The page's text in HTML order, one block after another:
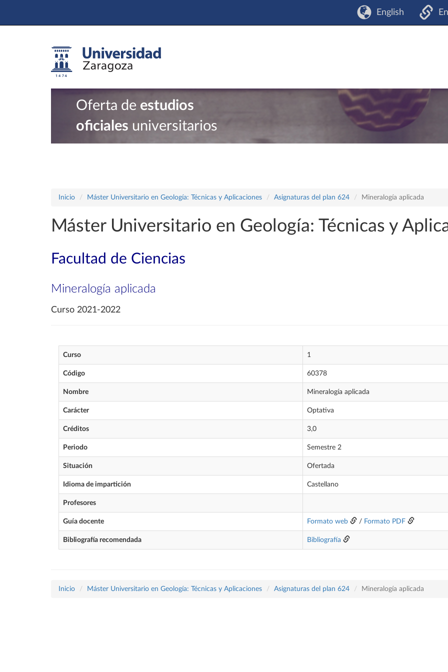
English
Oferta de estudios
oficiales universitarios
Inicio Máster Universitario en Geología: Técnicas y Aplicaciones Asignaturas del plan 624 Mineralogía aplicada
Máster Universitario en Geología: Técnicas y
Facultad de Ciencias
Mineralogía aplicada
Curso 2021-2022
Curso 1
Código 60378
Nombre Mineralogía aplicada
Carácter Optativa
Créditos 3,0
Periodo Semestre 2
Situación Ofertada
Idioma de impartición Castellano
Profesores
Guía docente Formato web / Formato PDF
Bibliografía recomendada Bibliografía
Inicio Máster Universitario en Geología: Técnicas y Aplicaciones Asignaturas del plan 624 Mineralogía aplicada